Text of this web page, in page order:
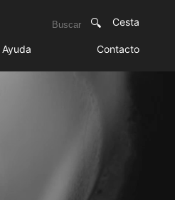
Cesta
Ayuda Contacto